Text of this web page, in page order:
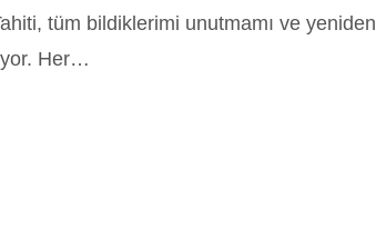
tüm bildiklerimi unutmamı ve yeniden
Her…